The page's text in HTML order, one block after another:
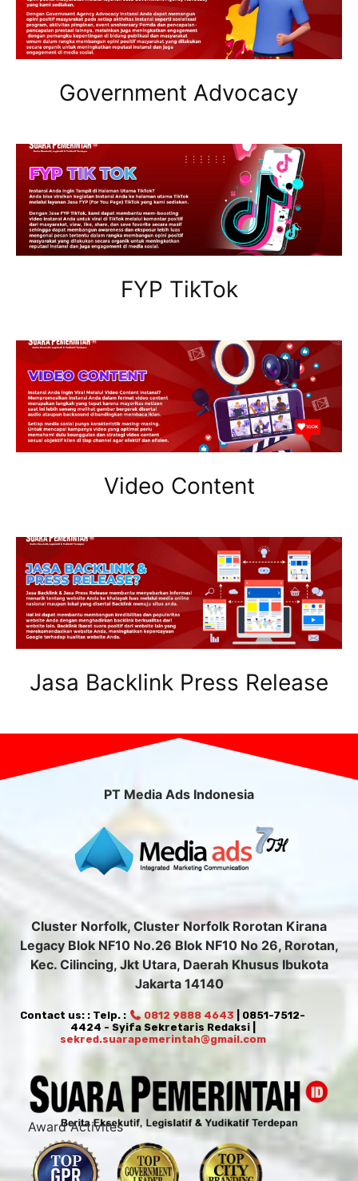
Government Advocacy
FYP TikTok
Video Content
Jasa Backlink Press Release
PT Media Ads Indonesia
Cluster Norfolk, Cluster Norfolk Rorotan Kirana
Legacy Blok NF10 No.26 Blok NF10 No 26, Rorotan,
Kec. Cilincing, Jkt Utara, Daerah Khusus Ibukota
Jakarta 14140
Contact us: : Telp. : 0812 9888 4643 | 0851-7512-
4424 - Syifa Sekretaris Redaksi |
sekred.suarapemerintah@gmail.com
Award Activites